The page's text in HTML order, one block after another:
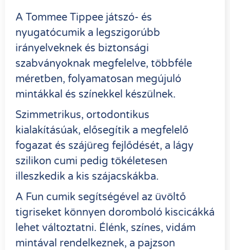
A Tommee Tippee játszó- és
nyugatócumik a legszigorúbb
irányelveknek és biztonsági
szabványoknak megfelelve, többféle
méretben, folyamatosan megújuló
mintákkal és színekkel készülnek.
Szimmetrikus, ortodontikus
kialakításúak, elősegítik a megfelelő
fogazat és szájüreg fejlődését, a lágy
szilikon cumi pedig tökéletesen
illeszkedik a kis szájacskákba.
A Fun cumik segítségével az üvöltő
tigriseket könnyen doromboló kiscicákká
lehet változtatni. Élénk, színes, vidám
mintával rendelkeznek, a pajzson